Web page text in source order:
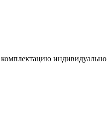
индивидуально